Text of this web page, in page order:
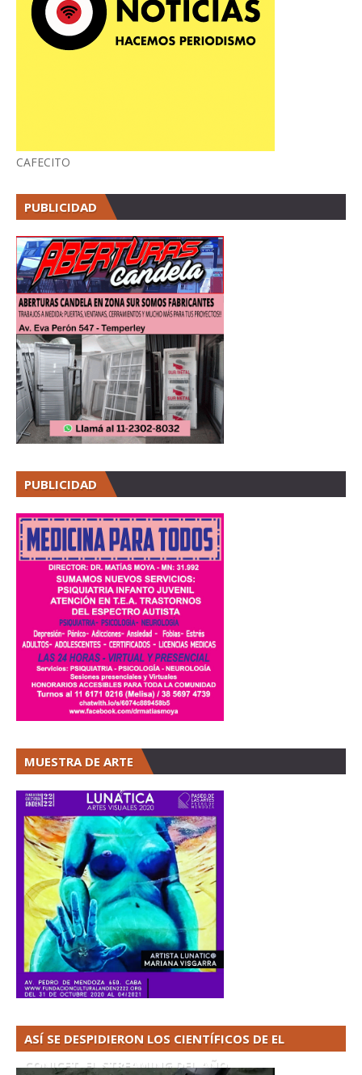
CAFECITO
PUBLICIDAD
PUBLICIDAD
MUESTRA DE ARTE
ASÍ SE DESPIDIERON LOS CIENTÍFICOS DE EL
CONICET. EL STREAMING DEL AÑO